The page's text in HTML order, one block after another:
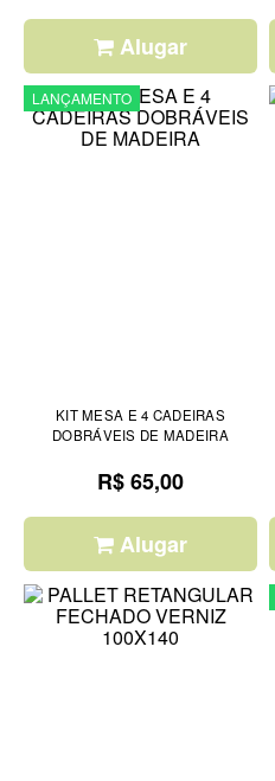
Alugar
LANÇAMENTO
KIT MESA E 4 CADEIRAS
DOBRÁVEIS DE MADEIRA
R$ 65,00
Alugar